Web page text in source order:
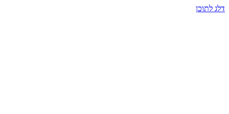
דלג לתוכן